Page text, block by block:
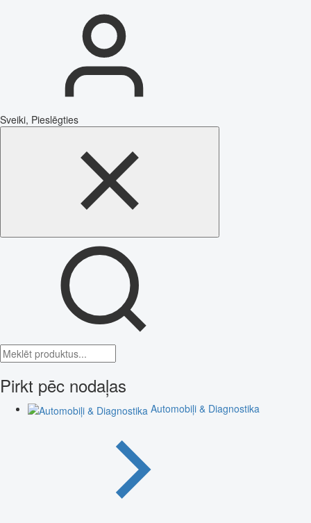
Sveiki, Pieslēgties
Pirkt pēc nodaļas
Automobiļi & Diagnostika